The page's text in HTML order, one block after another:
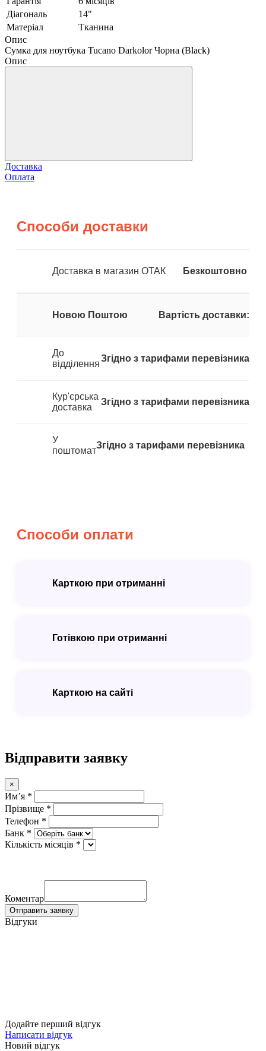
Діагональ
14"
Матеріал
Тканина
Опис
Сумка для ноутбука Tucano Darkolor Чорна (Black)
Опис
Доставка
Оплата
Способи доставки
Доставка в магазин ОТАК Безкоштовно
Новою Поштою Вартість доставки:
До
відділення
Згідно з тарифами перевізника
Кур'єрська
доставка
Згідно з тарифами перевізника
У
поштомат
Згідно з тарифами перевізника
Способи оплати
Карткою при отриманні
Готівкою при отриманні
Карткою на сайті
Відправити заявку
×
Имʼя *
Прізвище *
Телефон *
Банк *
Кількість місяців *
Коментар
Отправить заявку
Відгуки
Додайте перший відгук
Написати відгук
Новий відгук